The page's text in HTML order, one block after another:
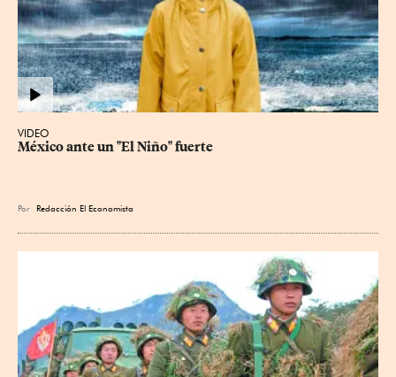
VIDEO
México ante un "El Niño" fuerte
Por Redacción El Economista